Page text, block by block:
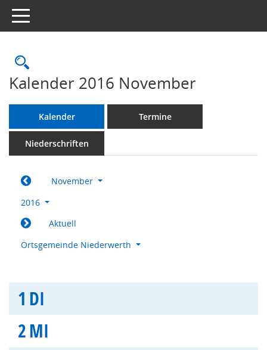
Toggle navigation
Rechercheauswahl
Kalender 2016 November
Kalender Termine
Niederschriften
November
2016
Aktuell
Ortsgemeinde Niederwerth
1 DI
2MI